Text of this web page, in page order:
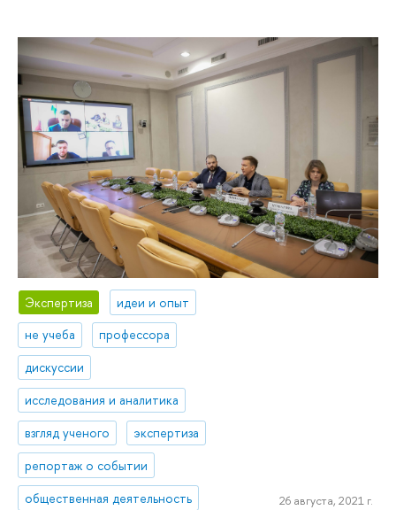
Экспертиза
идеи и опыт
не учеба
профессора
дискуссии
исследования и аналитика
взгляд ученого
экспертиза
репортаж о событии
общественная деятельность
26 августа, 2021 г.